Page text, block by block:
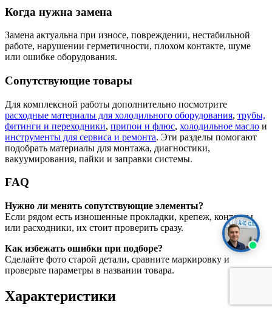
Когда нужна замена
Замена актуальна при износе, повреждении, нестабильной
работе, нарушении герметичности, плохом контакте, шуме
или ошибке оборудования.
Сопутствующие товары
Для комплексной работы дополнительно посмотрите
расходные материалы для холодильного оборудования, трубы,
фитинги и переходники, припои и флюс, холодильное масло и
инструменты для сервиса и ремонта. Эти разделы помогают
подобрать материалы для монтажа, диагностики,
вакуумирования, пайки и заправки системы.
FAQ
Нужно ли менять сопутствующие элементы?
Если рядом есть изношенные прокладки, крепеж, контакты
или расходники, их стоит проверить сразу.
Как избежать ошибки при подборе?
Сделайте фото старой детали, сравните маркировку и
проверьте параметры в названии товара.
Характеристики